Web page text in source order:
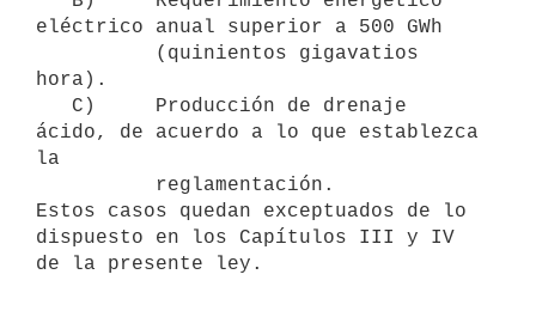
eléctrico anual superior a 500 GWh
hora).
ácido, de acuerdo a lo que establezca
la
Estos casos quedan exceptuados de lo
dispuesto en los Capítulos III y IV